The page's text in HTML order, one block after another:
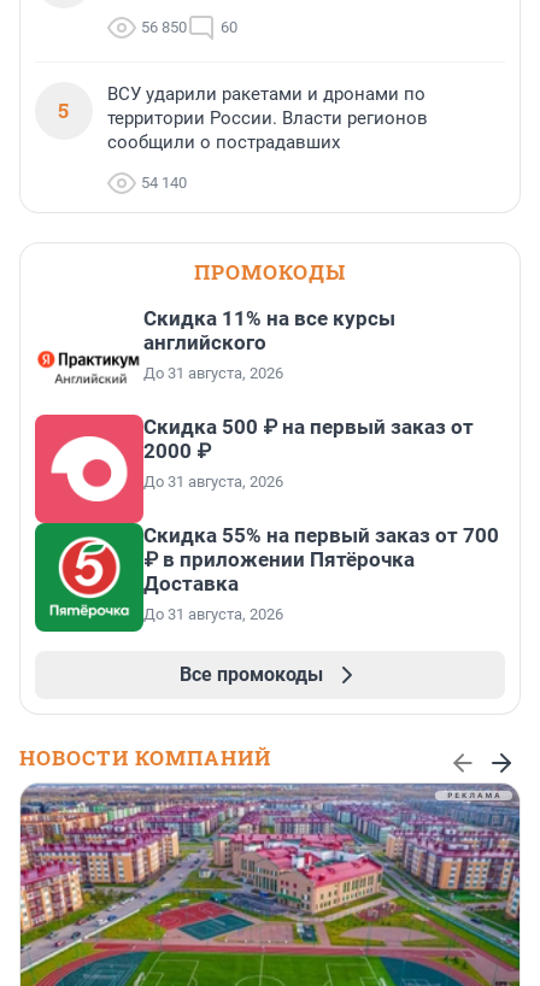
56 850 60
5
ВСУ ударили ракетами и дронами по
территории России. Власти регионов
сообщили о пострадавших
54 140
ПРОМОКОДЫ
Скидка 11% на все курсы
английского
До 31 августа, 2026
Скидка 500 ₽ на первый заказ от
2000 ₽
До 31 августа, 2026
Скидка 55% на первый заказ от 700
₽ в приложении Пятёрочка
Доставка
До 31 августа, 2026
Все промокоды
НОВОСТИ КОМПАНИЙ